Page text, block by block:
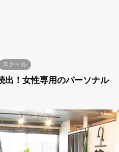
スクール
出！女性専用のパーソナル